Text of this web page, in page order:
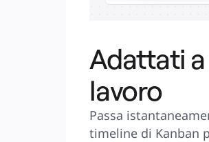
Adattati
lavoro
Passa
timeline di Kanban